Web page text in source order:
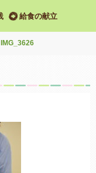
給食の献立
IMG_3626